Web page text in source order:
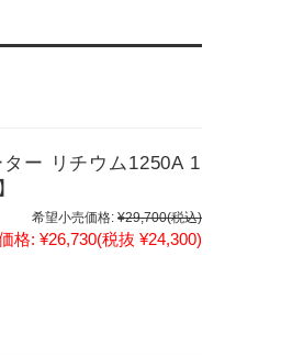
ー リチウム1250A 1
希望小売価格: ¥29,700(税込)
格: ¥26,730(税抜 ¥24,300)